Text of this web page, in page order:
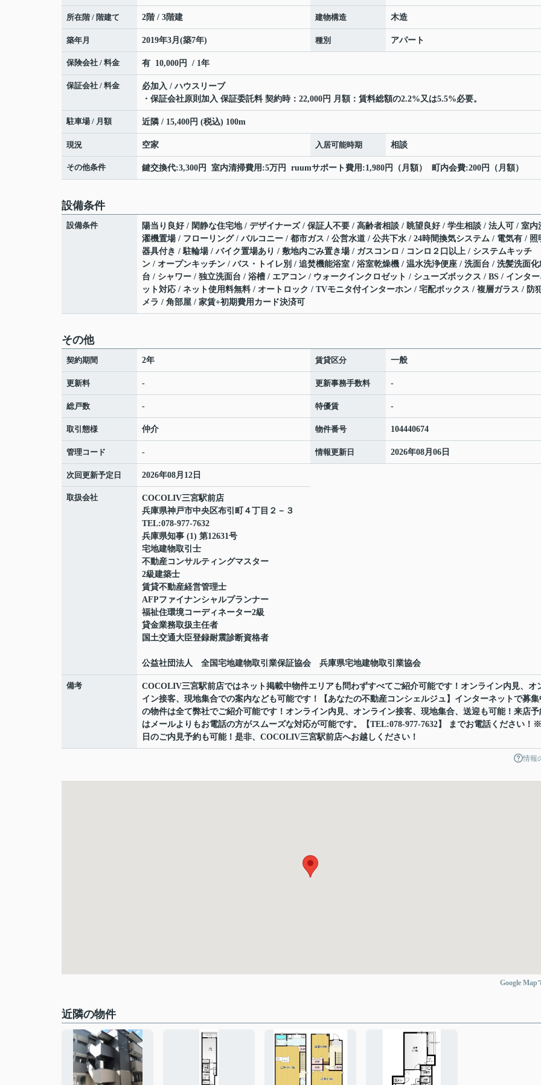
所在階 / 階建て 2階 / 3階建 建物構造 木造
築年月 2019年3月(築7年) 種別 アパート
保険会社 / 料金 有 10,000円 / 1年
保証会社 / 料金
必加入 / ハウスリーブ
・保証会社原則加入 保証委託料 契約時：22,000円 月額：賃料総額の2.2%又は5.5%必要。
駐車場 / 月額 近隣 / 15,400円 (税込) 100m
現況 空家 入居可能時期 相談
その他条件 鍵交換代:3,300円 室内清掃費用:5万円 ruumサポート費用:1,980円（月額） 町内会費:200円（月額）
設備条件
設備条件
陽当り良好 / 閑静な住宅地 / デザイナーズ / 保証人不要 / 高齢者相談 / 眺望良好 / 学生相談 / 法人可 / 室内
濯機置場 / フローリング / バルコニー / 都市ガス / 公営水道 / 公共下水 / 24時間換気システム / 電気有 / 照
器具付き / 駐輪場 / バイク置場あり / 敷地内ごみ置き場 / ガスコンロ / コンロ２口以上 / システムキッチ
ン / オープンキッチン / バス・トイレ別 / 追焚機能浴室 / 浴室乾燥機 / 温水洗浄便座 / 洗面台 / 洗髪洗面化
台 / シャワー / 独立洗面台 / 浴槽 / エアコン / ウォークインクロゼット / シューズボックス / BS / インタ
ット対応 / ネット使用料無料 / オートロック / TVモニタ付インターホン / 宅配ボックス / 複層ガラス / 防
メラ / 角部屋 / 家賃+初期費用カード決済可
その他
契約期間 2年 賃貸区分 一般
更新料 - 更新事務手数料 -
総戸数 - 特優賃 -
取引態様 仲介 物件番号 104440674
管理コード - 情報更新日 2026年08月06日
次回更新予定日 2026年08月12日
取扱会社
COCOLIV三宮駅前店
兵庫県神戸市中央区布引町４丁目２－３
TEL:078-977-7632
兵庫県知事 (1) 第12631号
宅地建物取引士
不動産コンサルティングマスター
2級建築士
賃貸不動産経営管理士
AFPファイナンシャルプランナー
福祉住環境コーディネーター2級
貸金業務取扱主任者
国土交通大臣登録耐震診断資格者
公益社団法人 全国宅地建物取引業保証協会 兵庫県宅地建物取引業協会
備考
COCOLIV三宮駅前店ではネット掲載中物件エリアも問わずすべてご紹介可能です！オンライン内見、オ
イン接客、現地集合での案内なども可能です！【あなたの不動産コンシェルジュ】インターネットで募集
の物件は全て弊社でご紹介可能です！オンライン内見、オンライン接客、現地集合、送迎も可能！来店予
はメールよりもお電話の方がスムーズな対応が可能です。【TEL:078-977-7632】 までお電話ください！
日のご内見予約も可能！是非、COCOLIV三宮駅前店へお越しください！
情報
Google Map
近隣の物件